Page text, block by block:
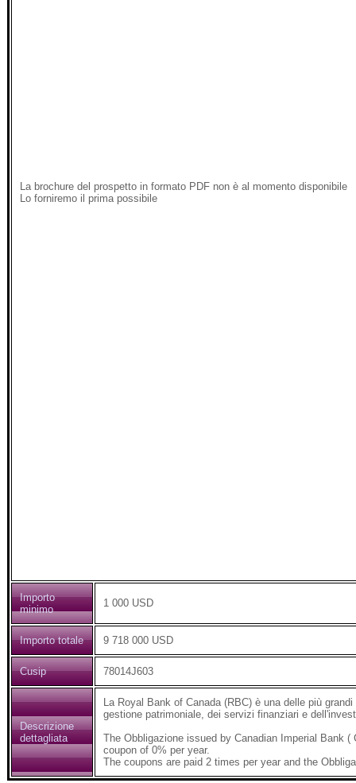
La brochure del prospetto in formato PDF non è al momento disponibile
Lo forniremo il prima possibile
Importo
minimo
1 000 USD
Importo totale 9 718 000 USD
Cusip 78014J603
Descrizione
dettagliata
La Royal Bank of Canada (RBC) è una delle più
gestione patrimoniale, dei servizi finanziari e
The Obbligazione issued by Canadian Imperial Bank
coupon of 0% per year.
The coupons are paid 2 times per year and the